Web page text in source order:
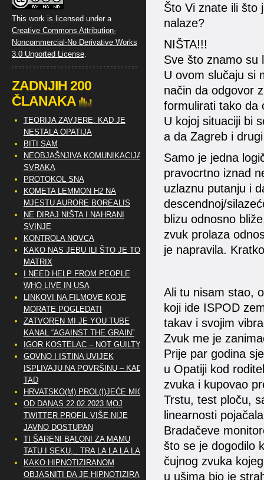
Što Vi znate ili što
nalaze?
NIŠTA!!!
Sve što znamo su
U ovom slučaju si
način da odgovor
formulirati tako da
U kojoj situaciji bi
a da Zagreb i
Samo je jedna
pravocrtno iznad
uzlaznu putanju i
descendnoj/
blizu odnosno
zvuk prolaza
je napravila.
Ali tu nisam stao,
koji ide ISPOD
takav i svojim
Zvuk me je
Prije par godina
u Opatiji kod
zvuka i kupovao
Trstu, test ploču,
linearnosti
Bradačeve
što se je dogodilo
čujnog zvuka
u ušima bio je
This work is licensed under a
Creative Commons Attribution-
Noncommercial-No Derivative Works
3.0 Unported License.
ZADNJIH 200
ČLANAKA
TEORIJA ZAVJERE: KAD JE
NESTALA OPATIJA
BITI SAM
NEOBJAŠNJIVA KOMUNIKACIJA
SVRAKA
PROTOKOL SNA
KOMETA LEMMON H2 NA
MJESTU AURORE BOREALIS
NE DIRAJ NIŠTA I NAHRANI
SVINJE
KONTROLA NOVCA
KAKO NAS JEBU ILI ŠTO JE TO
MATRIX
I NEED HELP FROM PEOPLE
WHO LIVE IN USA
LINKOVI NA FILMOVE KOJE
MORATE POGLEDATI
ZATVOREN MI JE YOU TUBE
KANAL “AGAINST THE GRAIN”
IGOR KOSTELAC – NOT GUILTY
GOVNO I ISTINA UVIJEK
ISPLIVAJU NA POVRŠINU – KAD
TAD
HRVATSKO(M) PROL(I)JEĆE MIG
OD DANAS 22.02.2023 MOJ
TWITTER PROFIL VIŠE NIJE
JAVNO DOSTUPAN
TI ŠARENI BALONI ZA MAMU
TATU I SEKU,.. TRA LA LA LA LA
KAKO HIPNOTIZIRANOM
OBJASNITI DA JE HIPNOTIZIRAN